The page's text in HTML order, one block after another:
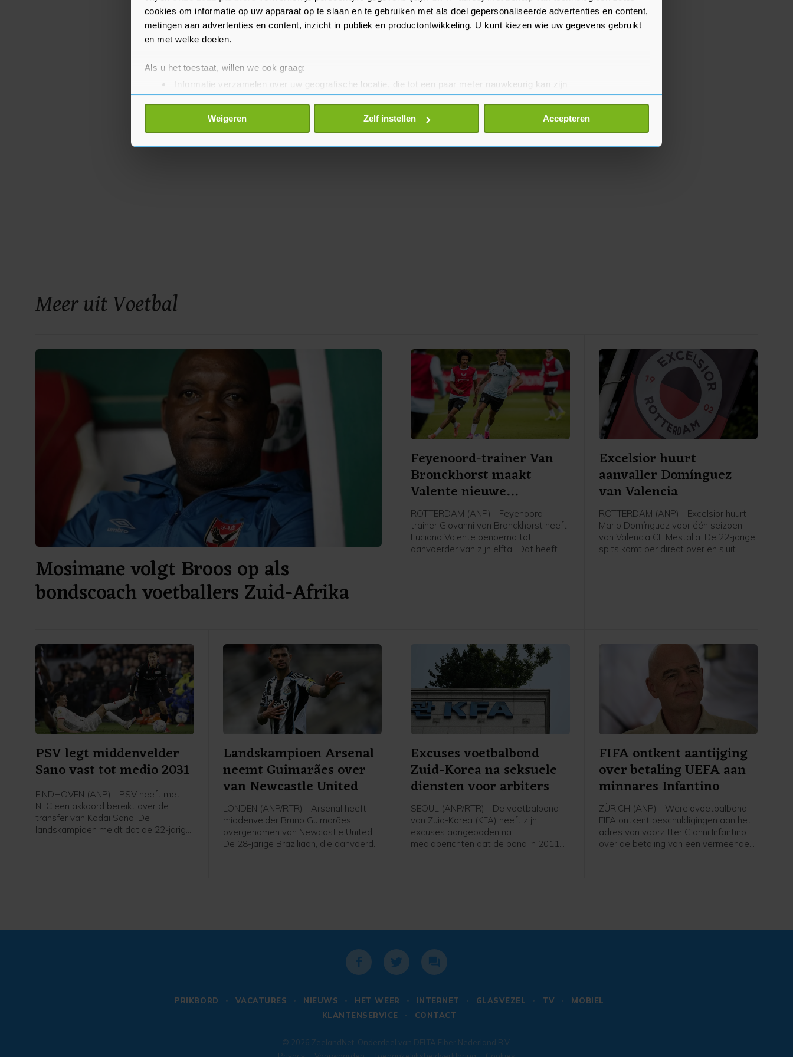
cookies om informatie op uw apparaat op te slaan en te gebruiken met als doel gepersonaliseerde advertenties en content,
metingen aan advertenties en content, inzicht in publiek en productontwikkeling. U kunt kiezen wie uw gegevens gebruikt
en met welke doelen.
Als u het toestaat, willen we ook graag:
Informatie verzamelen over uw geografische locatie, die tot een paar meter nauwkeurig kan zijn
Uw apparaat identificeren door het actief te scannen op specifieke eigenschappen (fingerprinting)
Lees meer over hoe uw persoonlijke gegevens worden verwerkt en stel uw voorkeuren in het
detailgedeelte
toestemming op elk moment wijzigen of intrekken in de Cookieverklaring.
Weigeren Zelf instellen Accepteren
laten.
Meer uit Voetbal
Mosimane volgt Broos op als
bondscoach voetballers Zuid-Afrika
Feyenoord-trainer Van
Bronckhorst maakt
Valente nieuwe
aanvoerder
ROTTERDAM (ANP) - Feyenoord-
trainer Giovanni van Bronckhorst heeft
Luciano Valente benoemd tot
aanvoerder van zijn elftal. Dat heeft
Excelsior huurt
aanvaller Domínguez
van Valencia
ROTTERDAM (ANP) - Excelsior huurt
Mario Domínguez voor één seizoen
van Valencia CF Mestalla. De 22-jarige
spits komt per direct over en sluit
PSV legt middenvelder
Sano vast tot medio 2031
EINDHOVEN (ANP) - PSV heeft met
NEC een akkoord bereikt over de
transfer van Kodai Sano. De
landskampioen meldt dat de 22-jarige
Landskampioen Arsenal
neemt Guimarães over
van Newcastle United
LONDEN (ANP/RTR) - Arsenal heeft
middenvelder Bruno Guimarães
overgenomen van Newcastle United.
De 28-jarige Braziliaan, die aanvoerder
Excuses voetbalbond
Zuid-Korea na seksuele
diensten voor arbiters
SEOUL (ANP/RTR) - De voetbalbond
van Zuid-Korea (KFA) heeft zijn
excuses aangeboden na
mediaberichten dat de bond in 2011
van 2014 en de Spelen van 2012.
FIFA ontkent aantijging
over betaling UEFA aan
minnares Infantino
ZÜRICH (ANP) - Wereldvoetbalbond
FIFA ontkent beschuldigingen aan het
adres van voorzitter Gianni Infantino
over de betaling van een vermeende
PRIKBORD VACATURES NIEUWS HET WEER INTERNET GLASVEZEL TV
MOBIEL
KLANTENSERVICE
CONTACT
© 2026 ZeelandNet . Onderdeel van DELTA Fiber Nederland B.V.